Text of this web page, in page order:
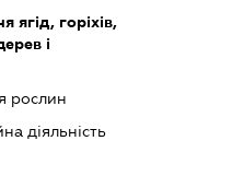
ягід, горіхів,
і
рослин
діяльність